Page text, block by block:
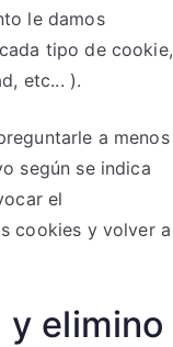
le damos
tipo de cookie,
etc... ).
a menos
según se indica
el
cookies y volver a
elimino